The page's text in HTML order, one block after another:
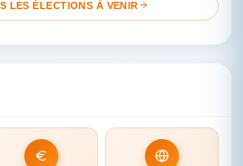
LES ÉLECTIONS À VENIR